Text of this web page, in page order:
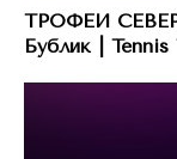
ТРОФЕИ
Бублик | Tennis